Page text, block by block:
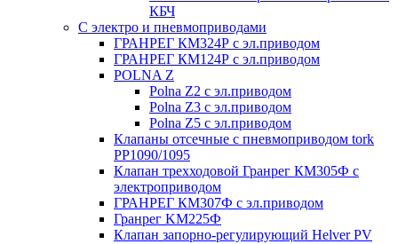
КБЧ
С электро и пневмоприводами
ГРАНРЕГ КМ324Р с эл.приводом
ГРАНРЕГ КМ124Р с эл.приводом
POLNA Z
Polna Z2 с эл.приводом
Polna Z3 с эл.приводом
Polna Z5 с эл.приводом
Клапаны отсечные с пневмоприводом tork
PP1090/1095
Клапан трехходовой Гранрег КМ305Ф с
электроприводом
ГРАНРЕГ КМ307Ф с эл.приводом
Гранрег KM225Ф
Клапан запорно-регулирующий Helver PV